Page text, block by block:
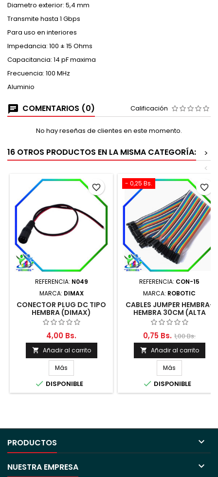
Diametro exterior: 5,4 mm
Transmite hasta 1 Gbps
Para uso en interiores
Impedancia: 100 ± 15 Ohms
Capacitancia: 14 pF maxima
Frecuencia: 100 MHz
Aluminio
COMENTARIOS (0) Calificación
No hay reseñas de clientes en este momento.
16 OTROS PRODUCTOS EN LA MISMA CATEGORÍA:
>
<
REFERENCIA: N049
MARCA: DIMAX
CONECTOR PLUG DC TIPO
HEMBRA (DIMAX)
4,00 Bs.
 Añadir al carrito
Más
 DISPONIBLE
favorite_border - 0,25 Bs.
REFERENCIA: CON-15
MARCA: ROBOTIC
CABLES JUMPER HEMBRA-
HEMBRA 30CM (ALTA
CALIDAD)
0,75 Bs. 1,00 Bs.
 Añadir al carrito
Más
 DISPONIBLE
favorite_border
PRODUCTOS 
NUESTRA EMPRESA 